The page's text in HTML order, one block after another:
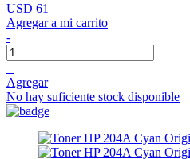
USD 61
Agregar a mi carrito
-
+
Agregar
No hay suficiente stock disponible